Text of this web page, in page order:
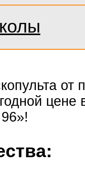
от
цене